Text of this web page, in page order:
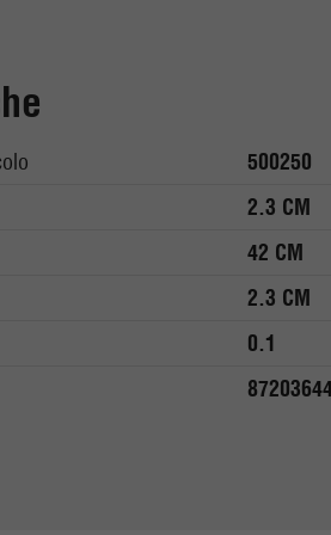
500250
2.3 CM
42 CM
2.3 CM
0.1